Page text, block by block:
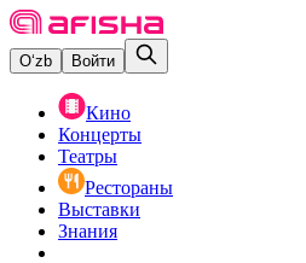
O‘zb Войти
Кино
Концерты
Театры
Рестораны
Выставки
Знания